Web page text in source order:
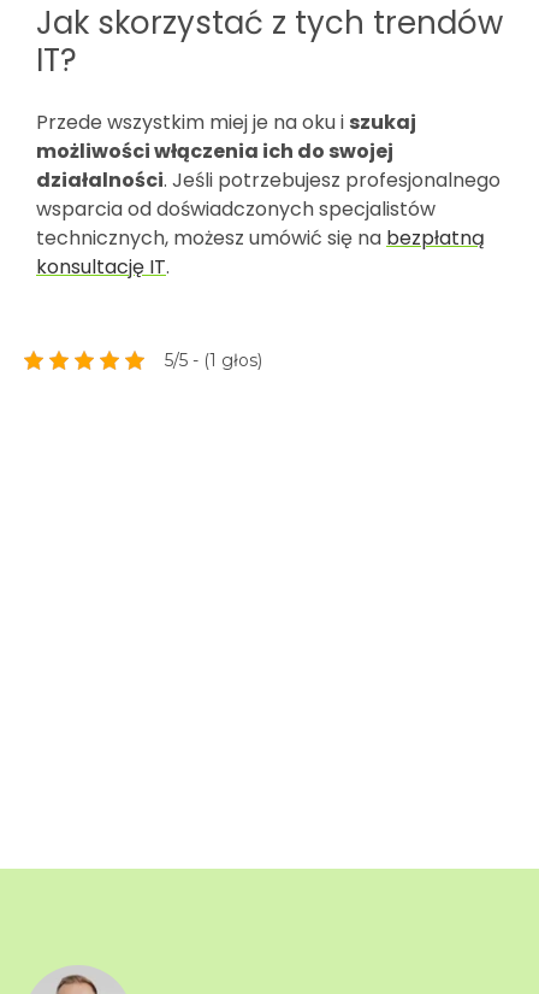
Jak skorzystać z tych trendów
IT?
Przede wszystkim miej je na oku i szukaj
możliwości włączenia ich do swojej
działalności. Jeśli potrzebujesz profesjonalnego
wsparcia od doświadczonych specjalistów
technicznych, możesz umówić się na bezpłatną
konsultację IT.
5/5 - (1 głos)